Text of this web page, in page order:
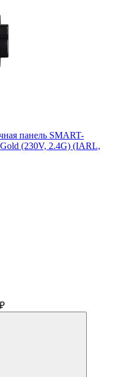
панель SMART-
(230V, 2.4G) (IARL,
₽